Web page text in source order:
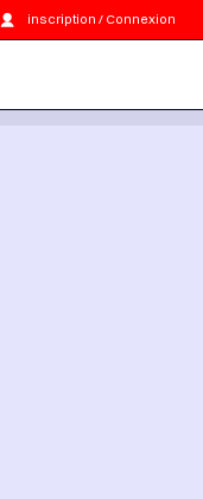
inscription / Connexion